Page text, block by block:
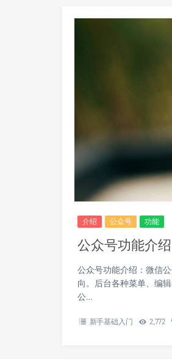
介绍 公众号 功能
公众号功能介
公众号功能介绍：微信
向。后台各种菜单、编
公…
新手基础入门 2,772